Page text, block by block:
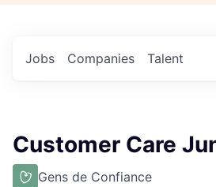
Jobs Companies Talent
Customer Care
Gens de Confiance